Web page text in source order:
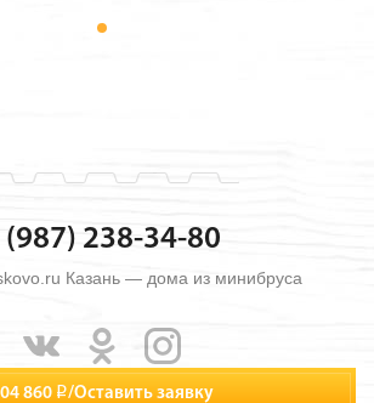
860 i/Оставить заявку
(987) 238-34-80
Казань — дома из минибруса